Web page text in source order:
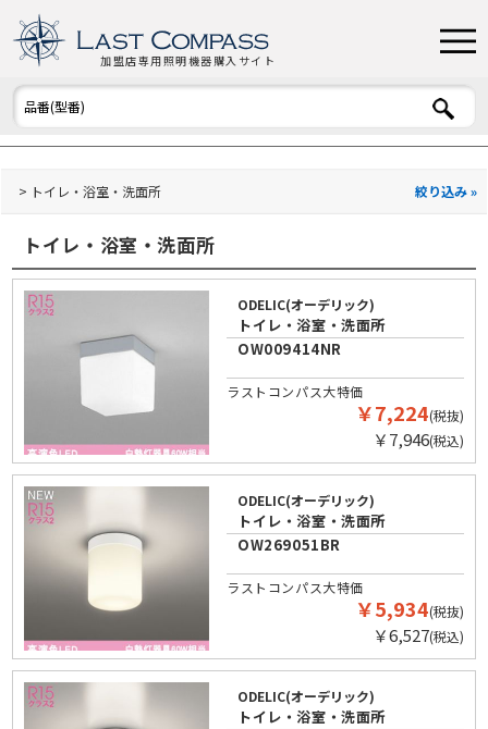
加盟店専用照明機器購入サイト
トイレ・浴室・洗面所 絞り込み »
トイレ・浴室・洗面所
ODELIC(オーデリック)
トイレ・浴室・洗面所
OW009414NR
ラストコンパス大特価
￥7,224(税抜)
￥7,946(税込)
ODELIC(オーデリック)
トイレ・浴室・洗面所
OW269051BR
ラストコンパス大特価
￥5,934(税抜)
￥6,527(税込)
ODELIC(オーデリック)
トイレ・浴室・洗面所